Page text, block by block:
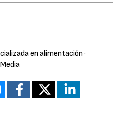
en alimentación ·